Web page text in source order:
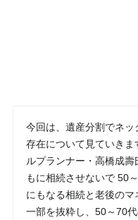
今回は、遺産分割でネッ
存在について見ていき
ルプランナー・高橋成
もに相続させないで 50
にもなる相続と老後の
一部を抜粋し、50～70